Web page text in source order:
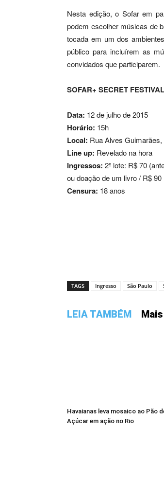
Nesta edição, o Sofar em
podem escolher músicas de
tocada em um dos
público para incluírem as
convidados que participarem.
SOFAR+ SECRET
Data: 12 de julho de 2015
Horário: 15h
Local: Rua Alves
Line up: Revelado na hora
Ingressos: 2º lote: R$ 70
ou doação de um livro / R$ 90
Censura: 18 anos
TAGS Ingresso São Paulo
LEIA TAMBÉM
Havaianas leva mosaico ao Pão
Açúcar em ação no Rio